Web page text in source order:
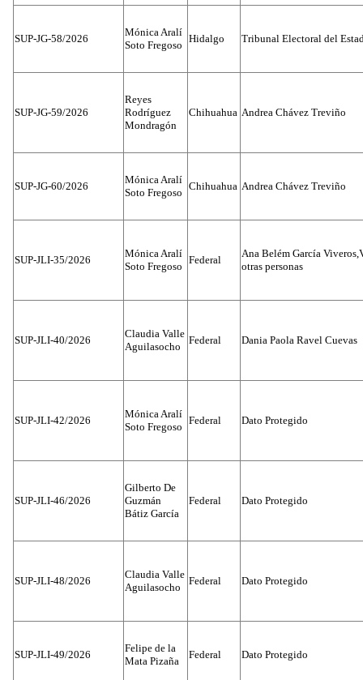
SUP-JG-58/2026
Mónica Aralí
Soto Fregoso
Hidalgo Tribunal Electoral del
SUP-JG-59/2026
Reyes
Rodríguez
Mondragón
Chihuahua Andrea Chávez Treviño
SUP-JG-60/2026
Mónica Aralí
Soto Fregoso
Chihuahua Andrea Chávez Treviño
SUP-JLI-35/2026
Mónica Aralí
Soto Fregoso
Federal
Ana Belém García
otras personas
SUP-JLI-40/2026
Claudia Valle
Aguilasocho
Federal Dania Paola Ravel Cuevas
SUP-JLI-42/2026
Mónica Aralí
Soto Fregoso
Federal Dato Protegido
SUP-JLI-46/2026
Gilberto De
Guzmán
Bátiz García
Federal Dato Protegido
SUP-JLI-48/2026
Claudia Valle
Aguilasocho
Federal Dato Protegido
SUP-JLI-49/2026
Felipe de la
Mata Pizaña
Federal Dato Protegido